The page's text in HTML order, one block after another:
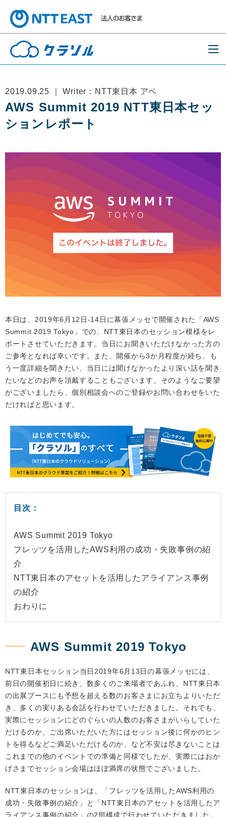
2019.09.25 ｜ Writer：NTT東日本 アベ
AWS Summit 2019 NTT東日本セッ
ションレポート
本日は、2019年6月12日-14日に幕張メッセで開催された「AWS
Summit 2019 Tokyo」での、NTT東日本のセッション模様をレ
ポートさせていただきます。当日にお聞きいただけなかった方の
ご参考となれば幸いです。また、開催から3か月程度が経ち、も
う一度詳細を聞きたい、当日には聞けなかったより深い話を聞き
たいなどのお声を頂戴することもございます。そのようなご要望
がございましたら、個別相談会へのご登録やお問い合わせをいた
だければと思います。
目次：
AWS Summit 2019 Tokyo
フレッツを活用したAWS利用の成功・失敗事例の紹
介
NTT東日本のアセットを活用したアライアンス事例
の紹介
おわりに
AWS Summit 2019 Tokyo
NTT東日本セッション当日2019年6月13日の幕張メッセには、
前日の開催初日に続き、数多くのご来場者であふれ、NTT東日本
の出展ブースにも予想を超える数のお客さまにお立ちよりいただ
き、多くの実りある会話を行わせていただきました。それでも、
実際にセッションにどのぐらいの人数のお客さまがいらしていた
だけるのか、ご出席いただいた方にはセッション後に何かのヒン
トを得るなどご満足いただけるのか、など不安は尽きないことは
これまでの他のイベントでの準備と同様でしたが、実際にはおか
げさまでセッション会場はほぼ満席の状態でございました。
NTT東日本のセッションは、「フレッツを活用したAWS利用の
成功・失敗事例の紹介」と「NTT東日本のアセットを活用したア
ライアンス事例の紹介」の2部構成で行わせていただきました。